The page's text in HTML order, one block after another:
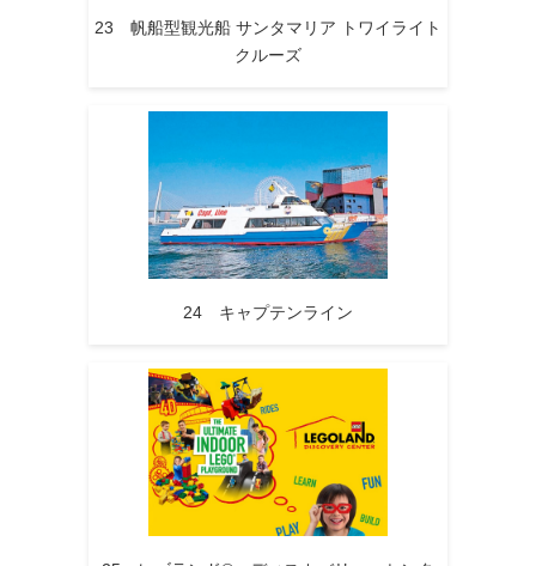
23 帆船型観光船 サンタマリア トワイライト
クルーズ
24 キャプテンライン